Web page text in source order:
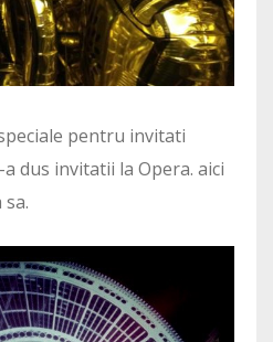
pentru invitati
dus invitatii la Opera. aici